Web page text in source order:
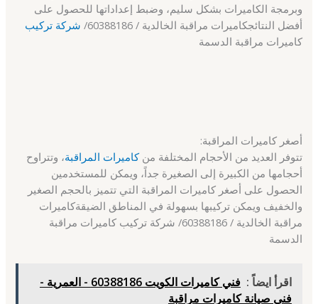
وبرمجة الكاميرات بشكل سليم، وضبط إعداداتها للحصول على
أفضل النتائجكاميرات مراقبة الخالدية / 60388186/
شركة تركيب
كاميرات مراقبة الدسمة
أصغر كاميرات المراقبة:
تتوفر العديد من الأحجام المختلفة منكاميرات المراقبة، وتتراوح
أحجامها من الكبيرة إلى الصغيرة جداً، ويمكن للمستخدمين
الحصول على أصغر كاميرات المراقبة التي تتميز بالحجم الصغير
والخفيف ويمكن تركيبها بسهولة في المناطق الضيقةكاميرات
مراقبة الخالدية / 60388186/ شركة تركيب كاميرات مراقبة
الدسمة
اقرأ ايضاً :
فني كاميرات الكويت 60388186 - العمرية -
فني صيانة كاميرات مراقبة